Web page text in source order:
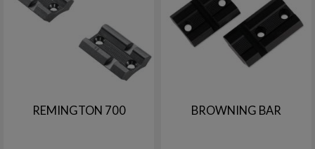
REMINGTON 700 BROWNING BAR